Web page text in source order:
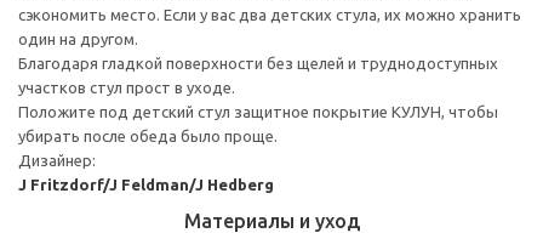
сэкономить место. Если у вас два детских стула, их можно хранить
один на другом.
Благодаря гладкой поверхности без щелей и труднодоступных
участков стул прост в уходе.
Положите под детский стул защитное покрытие КУЛУН, чтобы
убирать после обеда было проще.
Дизайнер:
J Fritzdorf/J Feldman/J Hedberg
Материалы и уход